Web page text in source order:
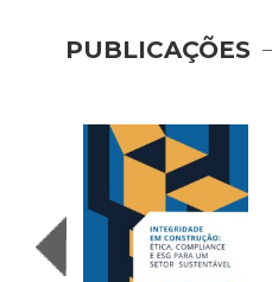
PUBLICAÇÕES